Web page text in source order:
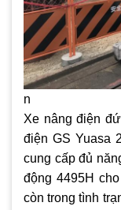
n
Xe nâng điện
điện GS Yuasa
cung cấp đủ
động 4495H
còn trong tình